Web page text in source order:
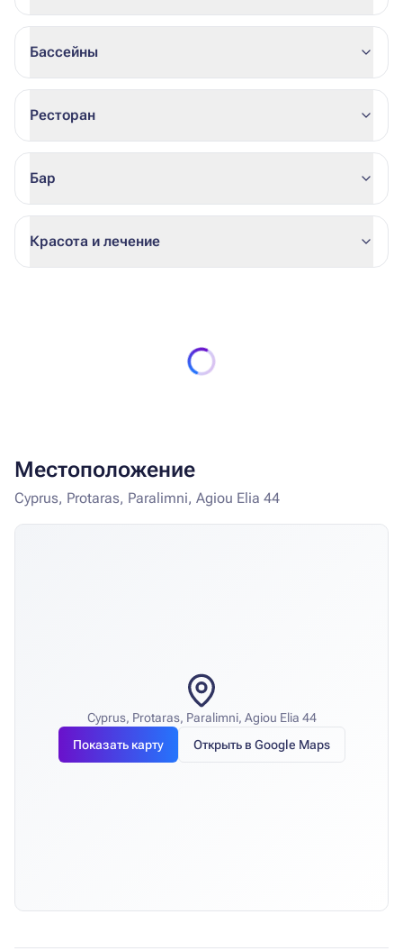
Бассейны
Ресторан
Бар
Красота и лечение
Местоположение
Cyprus, Protaras, Paralimni, Agiou Elia 44
Cyprus, Protaras, Paralimni, Agiou Elia 44
Показать карту
Открыть в Google Maps